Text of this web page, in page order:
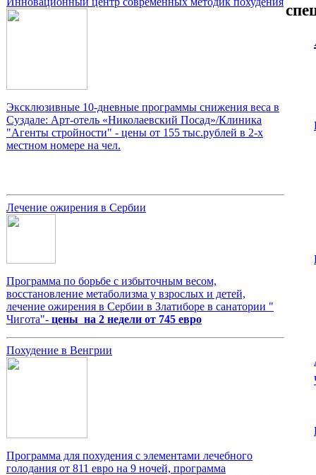
Эксклюзивные 10-дневные программы снижения веса в
Суздале: Арт-отель «Николаевский Посад»/Клиника
"Агенты стройности" - цены от 155 тыс.рублей в 2-х
местном номере на чел.
Лечение ожирения в Сербии
Программа по борьбе с избыточным весом,
восстановление метаболизма у взрослых и детей,
лечение ожирения в Сербии в Златиборе в санатории "
Чигота"- цены на 2 недели от 745 евро
Похудение в Венгрии
Программа для похудения с элементами лечебного
голодания от 811 евро на 9 ночей, программа